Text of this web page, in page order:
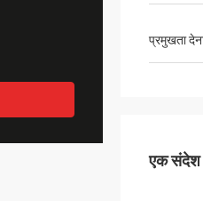
प्रमुखता
एक संदेश